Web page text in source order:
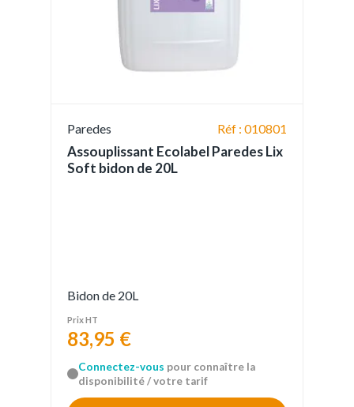
Paredes Réf : 010801
Assouplissant Ecolabel Paredes Lix
Soft bidon de 20L
Bidon de 20L
Prix HT
83,95 €
Connectez-vous pour connaître la
disponibilité / votre tarif